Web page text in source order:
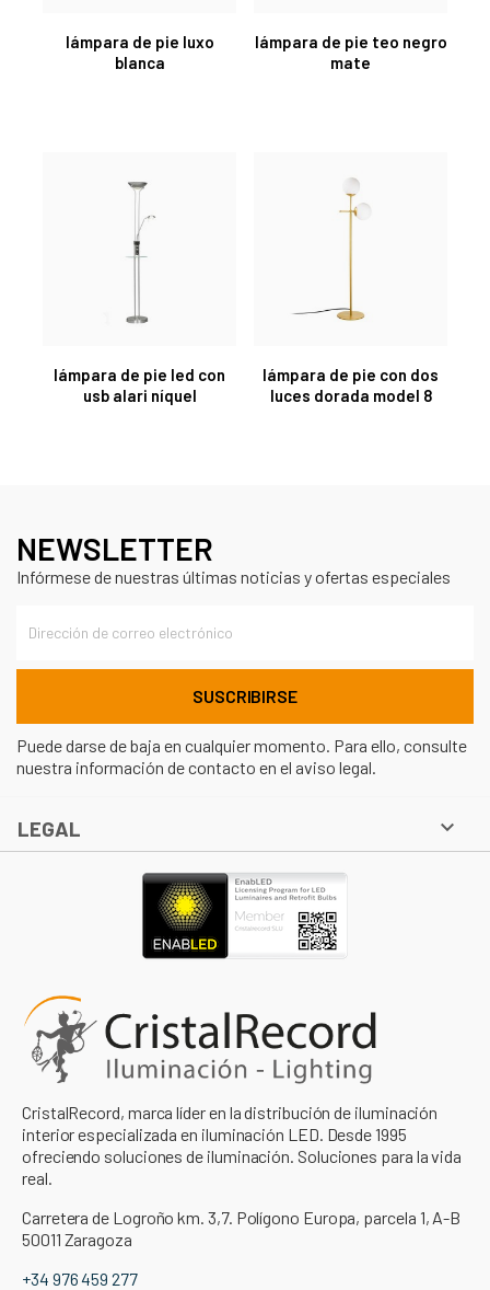
lámpara de pie luxo
blanca
lámpara de pie teo negro
mate
lámpara de pie led con
usb alari níquel
lámpara de pie con dos
luces dorada model 8
NEWSLETTER
Infórmese de nuestras últimas noticias y ofertas especiales
Puede darse de baja en cualquier momento. Para ello, consulte
nuestra información de contacto en el aviso legal.
LEGAL 
CristalRecord, marca líder en la distribución de iluminación
interior especializada en iluminación LED. Desde 1995
ofreciendo soluciones de iluminación. Soluciones para la vida
real.
Carretera de Logroño km. 3,7. Polígono Europa, parcela 1, A-B
50011 Zaragoza
+34 976 459 277